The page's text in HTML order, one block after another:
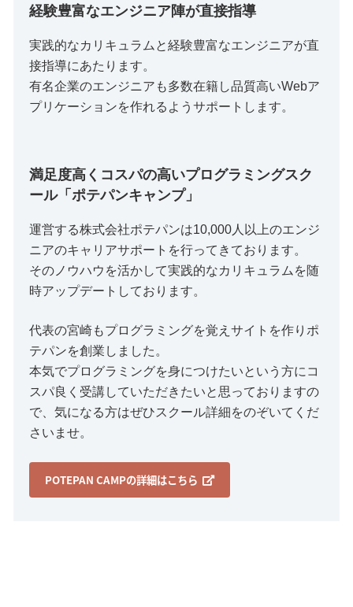
経験豊富なエンジニア陣が直接指導
実践的なカリキュラムと経験豊富なエンジニアが直
接指導にあたります。
有名企業のエンジニアも多数在籍し品質高いWebア
プリケーションを作れるようサポートします。
満足度高くコスパの高いプログラミングスク
ール「ポテパンキャンプ」
運営する株式会社ポテパンは10,000人以上のエンジ
ニアのキャリアサポートを行ってきております。
そのノウハウを活かして実践的なカリキュラムを随
時アップデートしております。
代表の宮崎もプログラミングを覚えサイトを作りポ
テパンを創業しました。
本気でプログラミングを身につけたいという方にコ
スパ良く受講していただきたいと思っておりますの
で、気になる方はぜひスクール詳細をのぞいてくだ
さいませ。
POTEPAN CAMPの詳細はこちら